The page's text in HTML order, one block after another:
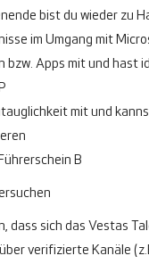
bist du wieder zu
im Umgang mit
bzw. Apps mit und hast
mit und
B
dass sich das Vestas
über verifizierte Kanäle